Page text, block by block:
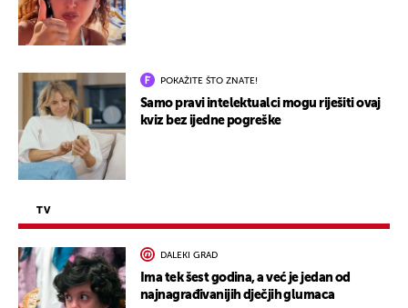
POKAŽITE ŠTO ZNATE!
Samo pravi intelektualci mogu riješiti ovaj
kviz bez ijedne pogreške
TV
DALEKI GRAD
Ima tek šest godina, a već je jedan od
najnagrađivanijih dječjih glumaca